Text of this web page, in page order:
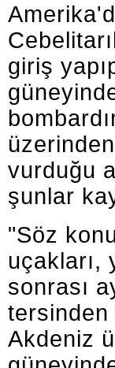
giriş
vurduğu
şunlar
"Söz
uçakları,
sonrası
Akdeniz